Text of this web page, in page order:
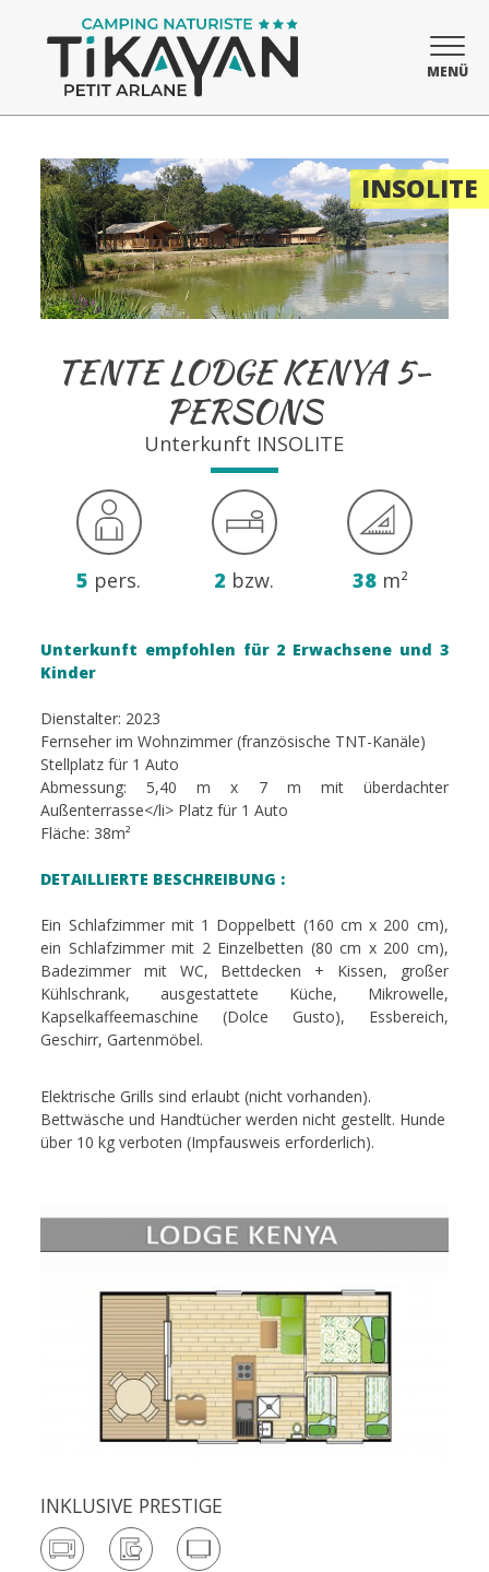
MENÜ
INSOLITE
TENTE LODGE KENYA 5-
PERSONS
Unterkunft INSOLITE
5 pers. 2 bzw. 38m²
Unterkunft empfohlen für 2 Erwachsene und 3
Kinder
Dienstalter: 2023
Fernseher im Wohnzimmer (französische TNT-Kanäle)
Stellplatz für 1 Auto
Abmessung: 5,40 m x 7 m mit überdachter
Außenterrasse</li> Platz für 1 Auto
Fläche: 38m²
DETAILLIERTE BESCHREIBUNG :
Ein Schlafzimmer mit 1 Doppelbett (160 cm x 200 cm),
ein Schlafzimmer mit 2 Einzelbetten (80 cm x 200 cm),
Badezimmer mit WC, Bettdecken + Kissen, großer
Kühlschrank, ausgestattete Küche, Mikrowelle,
Kapselkaffeemaschine (Dolce Gusto), Essbereich,
Geschirr, Gartenmöbel.
Elektrische Grills sind erlaubt (nicht vorhanden).
Bettwäsche und Handtücher werden nicht gestellt. Hunde
über 10 kg verboten (Impfausweis erforderlich).
INKLUSIVE PRESTIGE